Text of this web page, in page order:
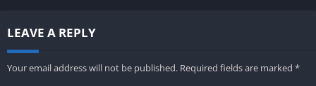
LEAVE A REPLY
Your email address will not be published. Required fields are marked *